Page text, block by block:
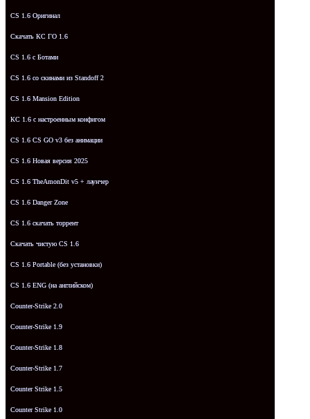
CS 1.6 Оригинал
Скачать КС ГО 1.6
CS 1.6 с Ботами
CS 1.6 со скинами из Standoff 2
CS 1.6 Mansion Edition
КС 1.6 с настроенным конфигом
CS 1.6 CS GO v3 без анимации
CS 1.6 Новая версия 2025
CS 1.6 TheAmonDit v5 + лаунчер
CS 1.6 Danger Zone
CS 1.6 скачать торрент
Скачать чистую CS 1.6
CS 1.6 Portable (без установки)
CS 1.6 ENG (на английском)
Counter-Strike 2.0
Counter-Strike 1.9
Counter-Strike 1.8
Counter-Strike 1.7
Counter Strike 1.5
Counter Strike 1.0